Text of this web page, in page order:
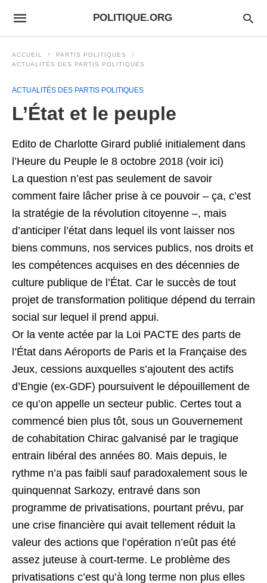
POLITIQUE.ORG
ACCUEIL
PARTIS POLITIQUES
ACTUALITÉS DES PARTIS POLITIQUES
ACTUALITÉS DES PARTIS POLITIQUES
L’État et le peuple
Edito de Charlotte Girard publié initialement dans
l’Heure du Peuple le 8 octobre 2018 (voir ici)
La question n’est pas seulement de savoir
comment faire lâcher prise à ce pouvoir – ça, c’est
la stratégie de la révolution citoyenne –, mais
d’anticiper l’état dans lequel ils vont laisser nos
biens communs, nos services publics, nos droits et
les compétences acquises en des décennies de
culture publique de l’État. Car le succès de tout
projet de transformation politique dépend du terrain
social sur lequel il prend appui.
Or la vente actée par la Loi PACTE des parts de
l’État dans Aéroports de Paris et la Française des
Jeux, cessions auxquelles s’ajoutent des actifs
d’Engie (ex-GDF) poursuivent le dépouillement de
ce qu’on appelle un secteur public. Certes tout a
commencé bien plus tôt, sous un Gouvernement
de cohabitation Chirac galvanisé par le tragique
entrain libéral des années 80. Mais depuis, le
rythme n’a pas faibli sauf paradoxalement sous le
quinquennat Sarkozy, entravé dans son
programme de privatisations, pourtant prévu, par
une crise financière qui avait tellement réduit la
valeur des actions que l’opération n’eût pas été
assez juteuse à court-terme. Le problème des
privatisations c’est qu’à long terme non plus elles